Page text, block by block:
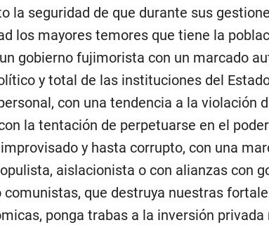
la seguridad de que durante sus
los mayores temores que tiene la
gobierno fujimorista con un marcado
y total de las instituciones del
con una tendencia a la violación
la tentación de perpetuarse en el
y hasta corrupto, con una
aislacionista o con alianzas con
comunistas, que destruya nuestras
ponga trabas a la inversión privada